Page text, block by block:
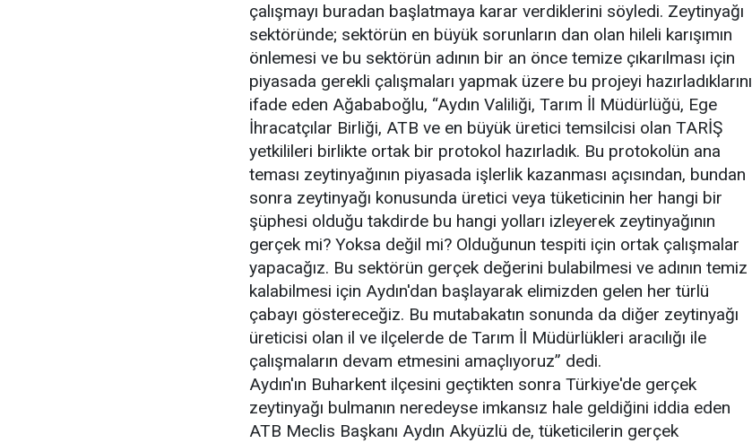
çalışmayı buradan başlatmaya karar verdiklerini söyledi. Zeytinyağı
sektöründe; sektörün en büyük sorunların dan olan hileli karışımın
önlemesi ve bu sektörün adının bir an önce temize çıkarılması için
piyasada gerekli çalışmaları yapmak üzere bu projeyi hazırladıklarını
ifade eden Ağababoğlu, “Aydın Valiliği, Tarım İl Müdürlüğü, Ege
İhracatçılar Birliği, ATB ve en büyük üretici temsilcisi olan TARİŞ
yetkilileri birlikte ortak bir protokol hazırladık. Bu protokolün ana
teması zeytinyağının piyasada işlerlik kazanması açısından, bundan
sonra zeytinyağı konusunda üretici veya tüketicinin her hangi bir
şüphesi olduğu takdirde bu hangi yolları izleyerek zeytinyağının
gerçek mi? Yoksa değil mi? Olduğunun tespiti için ortak çalışmalar
yapacağız. Bu sektörün gerçek değerini bulabilmesi ve adının temiz
kalabilmesi için Aydın'dan başlayarak elimizden gelen her türlü
çabayı göstereceğiz. Bu mutabakatın sonunda da diğer zeytinyağı
üreticisi olan il ve ilçelerde de Tarım İl Müdürlükleri aracılığı ile
çalışmaların devam etmesini amaçlıyoruz” dedi.
Aydın'ın Buharkent ilçesini geçtikten sonra Türkiye'de gerçek
zeytinyağı bulmanın neredeyse imkansız hale geldiğini iddia eden
ATB Meclis Başkanı Aydın Akyüzlü de, tüketicilerin gerçek